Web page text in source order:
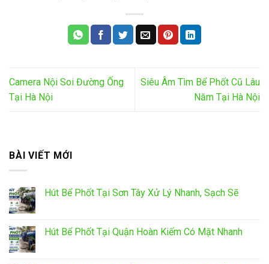
Camera Nội Soi Đường Ống
Tại Hà Nội
Siêu Âm Tìm Bể Phốt Cũ Lâu
Năm Tại Hà Nội
BÀI VIẾT MỚI
Hút Bể Phốt Tại Sơn Tây Xử Lý Nhanh, Sạch Sẽ
Hút Bể Phốt Tại Quận Hoàn Kiếm Có Mặt Nhanh